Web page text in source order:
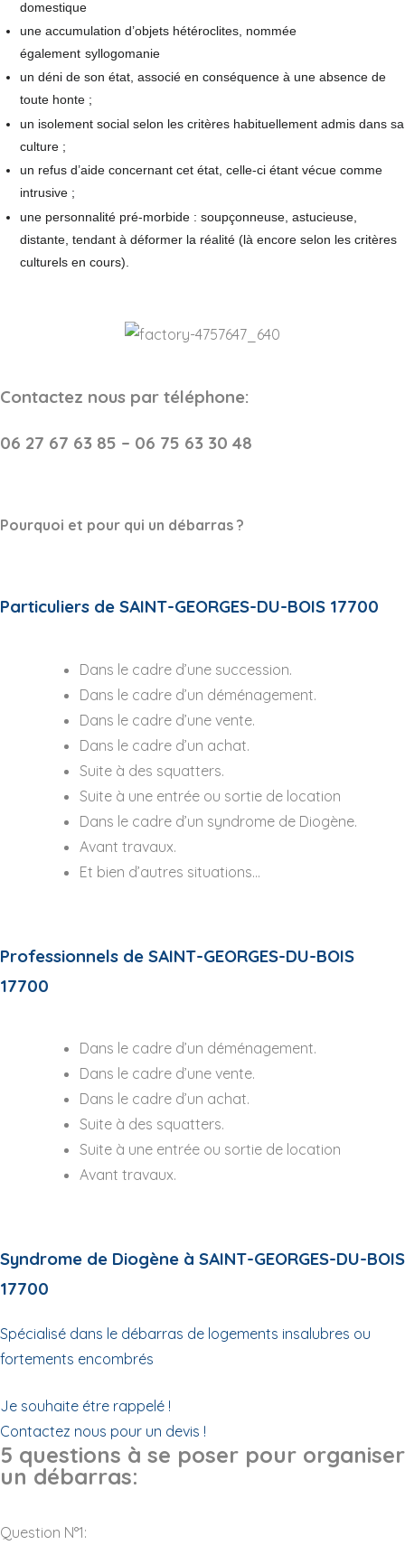
domestique
une accumulation d’objets hétéroclites, nommée
également syllogomanie
un déni de son état, associé en conséquence à une absence de
toute honte ;
un isolement social selon les critères habituellement admis dans sa
culture ;
un refus d’aide concernant cet état, celle-ci étant vécue comme
intrusive ;
une personnalité pré-morbide : soupçonneuse, astucieuse,
distante, tendant à déformer la réalité (là encore selon les critères
culturels en cours).
Contactez nous par téléphone:
06 27 67 63 85 – 06 75 63 30 48
Pourquoi et pour qui un débarras ?
Particuliers de SAINT-GEORGES-DU-BOIS 17700
Dans le cadre d’une succession.
Dans le cadre d’un déménagement.
Dans le cadre d’une vente.
Dans le cadre d’un achat.
Suite à des squatters.
Suite à une entrée ou sortie de location
Dans le cadre d’un syndrome de Diogène.
Avant travaux.
Et bien d’autres situations…
Professionnels de SAINT-GEORGES-DU-BOIS
17700
Dans le cadre d’un déménagement.
Dans le cadre d’une vente.
Dans le cadre d’un achat.
Suite à des squatters.
Suite à une entrée ou sortie de location
Avant travaux.
Syndrome de Diogène à SAINT-GEORGES-DU-BOIS
17700
Spécialisé dans le débarras de logements insalubres ou
fortements encombrés
Je souhaite étre rappelé !
Contactez nous pour un devis !
5 questions à se poser pour organiser
un débarras:
Question N°1: